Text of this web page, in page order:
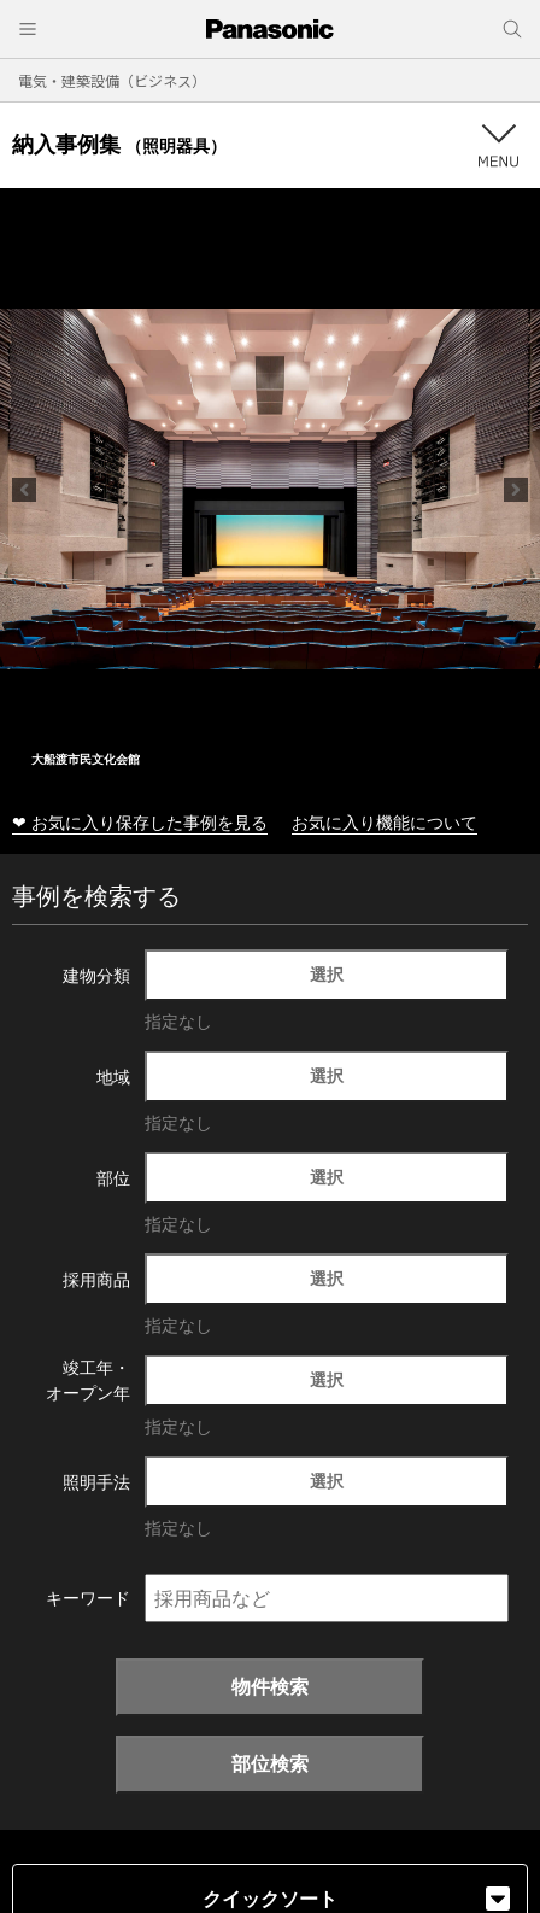
電気・建築設備（ビジネス）
納入事例集 （照明器具）
大船渡市民文化会館
❤ お気に入り保存した事例を見る お気に入り機能について
事例を検索する
建物分類 選択
指定なし
地域 選択
指定なし
部位 選択
指定なし
採用商品 選択
指定なし
竣工年・
オープン年
選択
指定なし
照明手法 選択
指定なし
キーワード
物件検索
部位検索
クイックソート